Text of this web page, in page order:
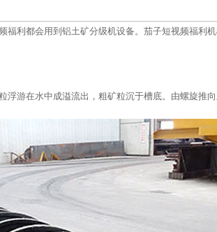
利都会用到铝土矿分级机设备。茄子短视频福利
游在水中成溢流出，粗矿粒沉于槽底。由螺旋推